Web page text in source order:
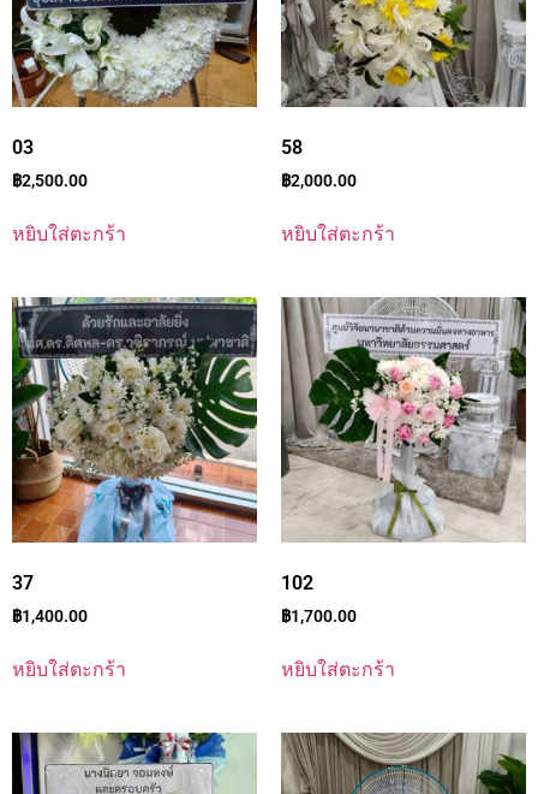
03
฿2,500.00
หยิบใส่ตะกร้า
58
฿2,000.00
หยิบใส่ตะกร้า
37
฿1,400.00
หยิบใส่ตะกร้า
102
฿1,700.00
หยิบใส่ตะกร้า